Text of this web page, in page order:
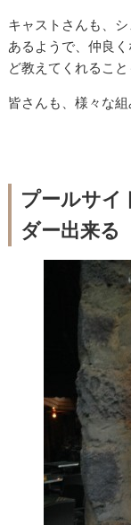
キャストさんも、
あるようで、仲良
ど教えてくれること
皆さんも、様々な
プールサイ
ダー出来る